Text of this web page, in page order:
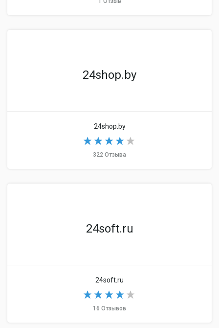
24shop.by
24shop.by
322 Отзыва
24soft.ru
24soft.ru
16 Отзывов